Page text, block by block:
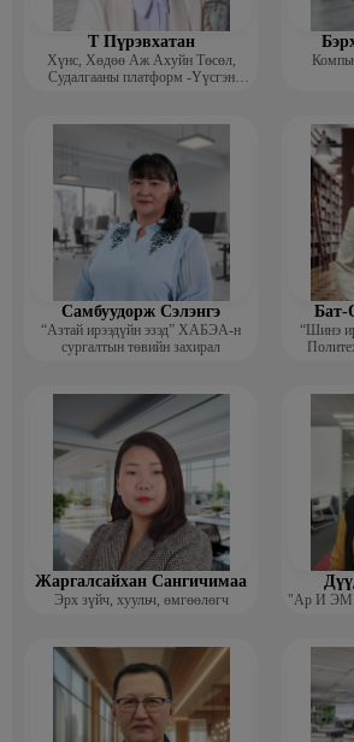
Т Пүрэвхатан
Хүнс, Хөдөө Аж Ахуйн Төсөл,
Судалгааны платформ -Үүсгэн
Самбуудорж Сэлэнгэ
“Азтай ирээдүйн эзэд” ХАБЭА-н
сургалтын төвийн захирал
Бат-
“Шинэ
Жаргалсайхан Сангичимаа
Эрх зүйч, хуульч, өмгөөлөгч "Ар И ЭМ